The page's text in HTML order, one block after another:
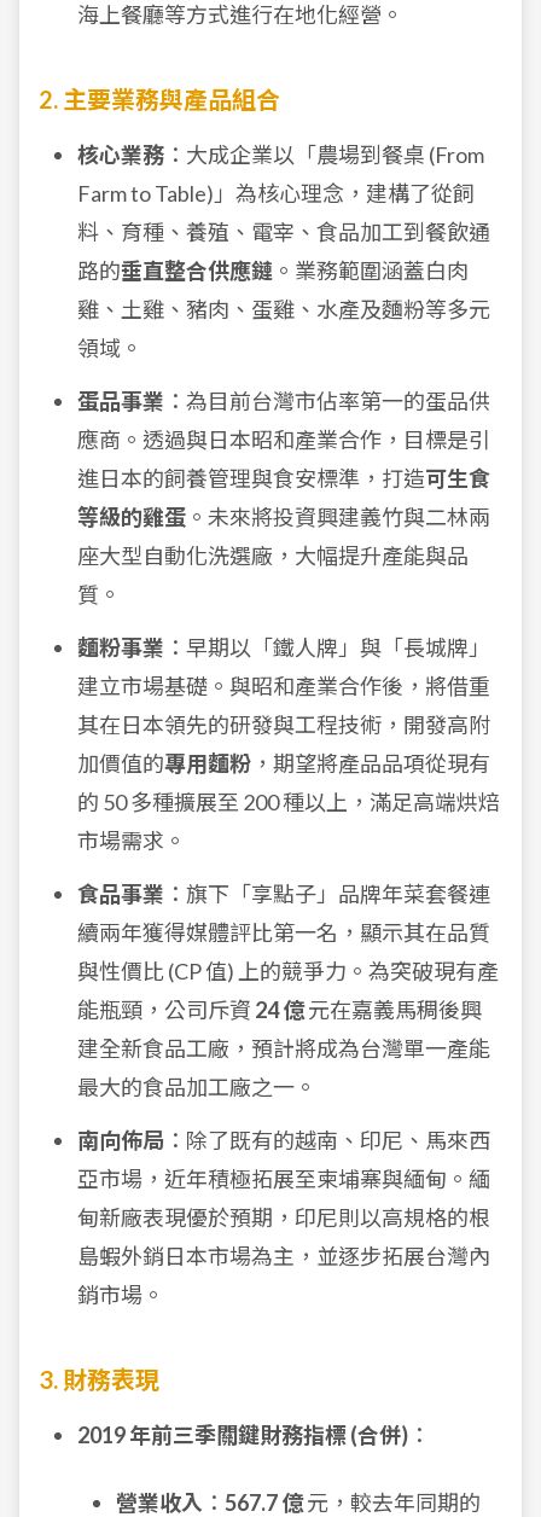
海上餐廳等方式進行在地化經營。
2. 主要業務與產品組合
核心業務 ：大成企業以「農場到餐桌 (From
Farm to Table)」為核心理念，建構了從飼
料、育種、養殖、電宰、食品加工到餐飲通
路的垂直整合供應鏈 。業務範圍涵蓋白肉
雞、土雞、豬肉、蛋雞、水產及麵粉等多元
領域。
蛋品事業 ：為目前台灣市佔率第一的蛋品供
應商。透過與日本昭和產業合作，目標是引
進日本的飼養管理與食安標準，打造可生食
等級的雞蛋 。未來將投資興建義竹與二林兩
座大型自動化洗選廠，大幅提升產能與品
質。
麵粉事業 ：早期以「鐵人牌」與「長城牌」
建立市場基礎。與昭和產業合作後，將借重
其在日本領先的研發與工程技術，開發高附
加價值的專用麵粉 ，期望將產品品項從現有
的 50 多種擴展至 200 種以上，滿足高端烘焙
市場需求。
食品事業 ：旗下「享點子」品牌年菜套餐連
續兩年獲得媒體評比第一名，顯示其在品質
與性價比 (CP 值) 上的競爭力。為突破現有產
能瓶頸，公司斥資 24 億元在嘉義馬稠後興
建全新食品工廠，預計將成為台灣單一產能
最大的食品加工廠之一。
南向佈局 ：除了既有的越南、印尼、馬來西
亞市場，近年積極拓展至柬埔寨與緬甸。緬
甸新廠表現優於預期，印尼則以高規格的根
島蝦外銷日本市場為主，並逐步拓展台灣內
銷市場。
3. 財務表現
2019 年前三季關鍵財務指標 (合併) ：
營業收入 ： 567.7 億元，較去年同期的